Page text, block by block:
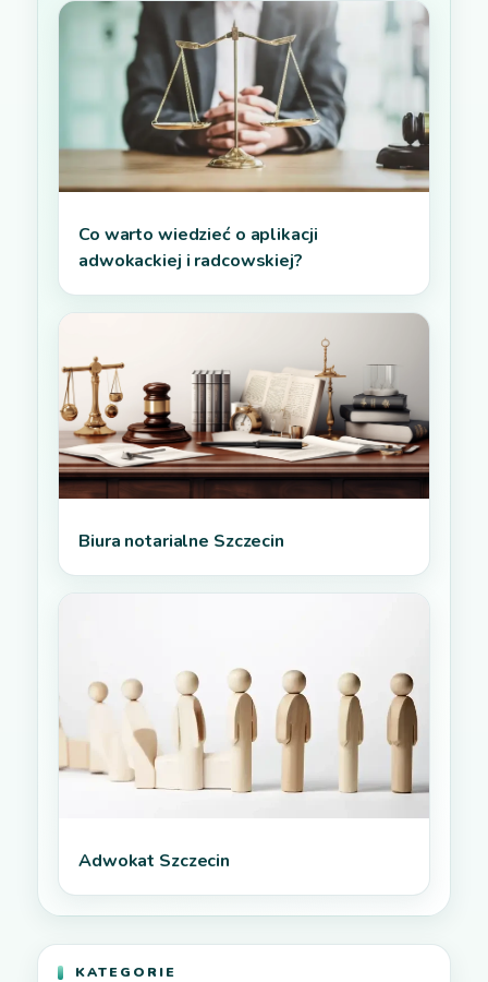
Co warto wiedzieć o aplikacji
adwokackiej i radcowskiej?
Biura notarialne Szczecin
Adwokat Szczecin
KATEGORIE